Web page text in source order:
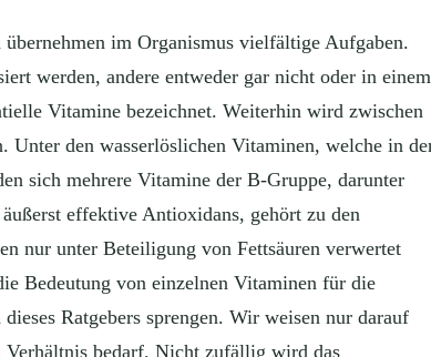
im Organismus vielfältige Aufgaben.
werden, andere entweder gar nicht oder in einem
Vitamine bezeichnet. Weiterhin wird zwischen
Unter den wasserlöslichen Vitaminen, welche in
sich mehrere Vitamine der B-Gruppe, darunter
effektive Antioxidans, gehört zu den
nur unter Beteiligung von Fettsäuren verwertet
Bedeutung von einzelnen Vitaminen für die
Ratgebers sprengen. Wir weisen nur darauf
Verhältnis bedarf. Nicht zufällig wird das